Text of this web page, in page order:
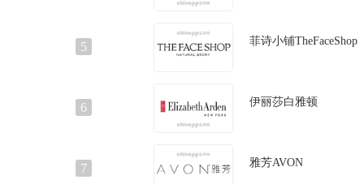
5 菲诗小铺TheFaceShop
6 伊丽莎白雅顿
7 雅芳AVON